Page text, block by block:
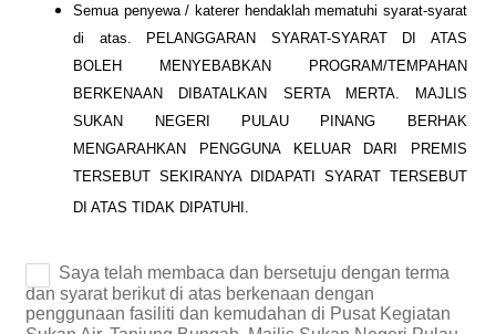
Semua penyewa / katerer hendaklah mematuhi syarat-syarat
di atas. PELANGGARAN SYARAT-SYARAT DI ATAS
BOLEH MENYEBABKAN PROGRAM/TEMPAHAN
BERKENAAN DIBATALKAN SERTA MERTA. MAJLIS
SUKAN NEGERI PULAU PINANG BERHAK
MENGARAHKAN PENGGUNA KELUAR DARI PREMIS
TERSEBUT SEKIRANYA DIDAPATI SYARAT TERSEBUT
DI ATAS TIDAK DIPATUHI.